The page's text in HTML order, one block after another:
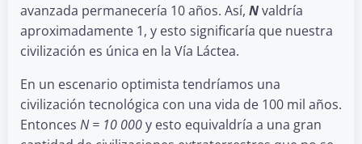
avanzada permanecería 10 años. Así, Nvaldría
aproximadamente 1, y esto significaría que nuestra
civilización es única en la Vía Láctea.
En un escenario optimista tendríamos una
civilización tecnológica con una vida de 100 mil años.
Entonces N = 10 000y esto equivaldría a una gran